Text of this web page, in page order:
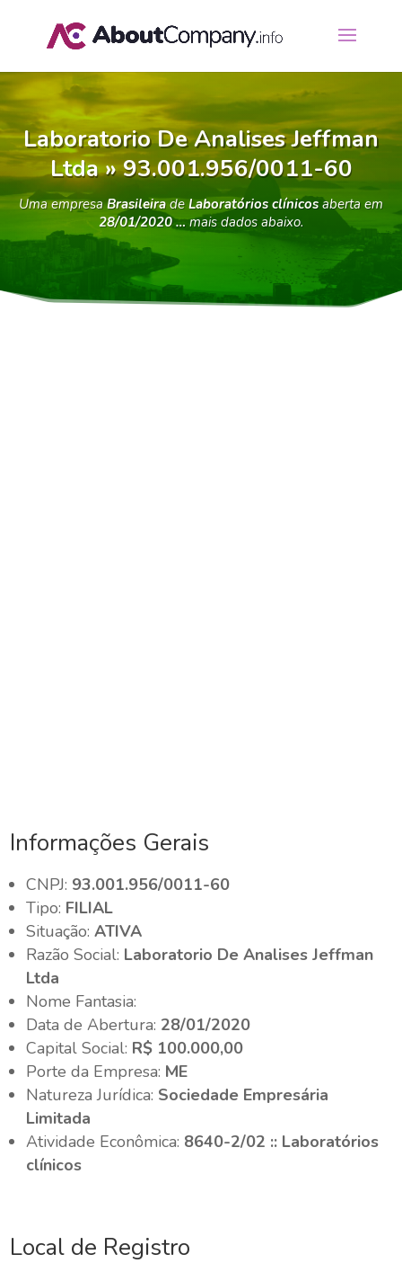
Laboratorio De Analises Jeffman
Ltda » 93.001.956/0011-60
Uma empresaBrasileira deLaboratórios clínicosaberta em
28/01/2020 …mais dados abaixo.
Informações Gerais
CNPJ: 93.001.956/0011-60
Tipo: FILIAL
Situação:ATIVA
Razão Social: Laboratorio De Analises Jeffman
Ltda
Nome Fantasia:
Data de Abertura: 28/01/2020
Capital Social: R$ 100.000,00
Porte da Empresa: ME
Natureza Jurídica: Sociedade Empresária
Limitada
Atividade Econômica: 8640-2/02 :: Laboratórios
clínicos
Local de Registro